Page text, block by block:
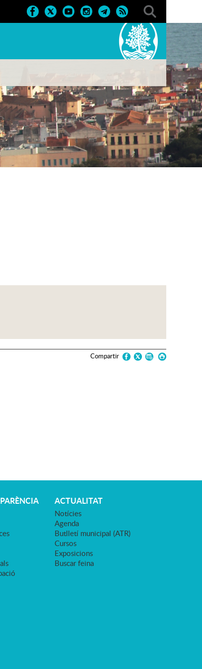
Compartir
ACTUALITAT
Notícies
Agenda
Butlletí municipal (ATR)
Cursos
Exposicions
Buscar feina